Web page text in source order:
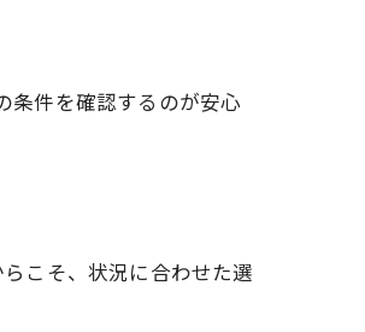
条件を確認するのが安心
こそ、状況に合わせた選